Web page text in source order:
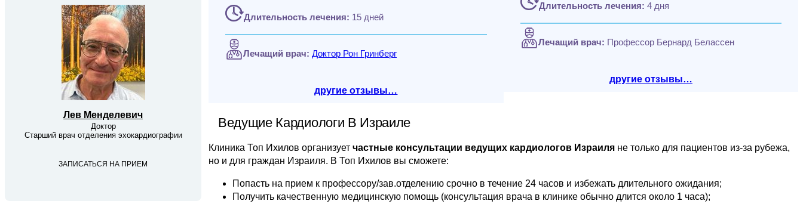
Лев Менделевич
Доктор
Старший врач отделения эхокардиографии
ЗАПИСАТЬСЯ НА ПРИЕМ
Длительность лечения: 15 дней
Лечащий врач: Доктор Рон Гринберг
другие отзывы…
Длительность лечения: 4 дня
Лечащий врач: Профессор Бернард Белассен
другие отзывы…
Ведущие Кардиологи В Израиле
Клиника Топ Ихилов организует частные консультации ведущих кардиологов Израиля не только для пациентов из-за рубежа,
но и для граждан Израиля. В Топ Ихилов вы сможете:
Попасть на прием к профессору/зав.отделению срочно в течение 24 часов и избежать длительного ожидания;
Получить качественную медицинскую помощь (консультация врача в клинике обычно длится около 1 часа);